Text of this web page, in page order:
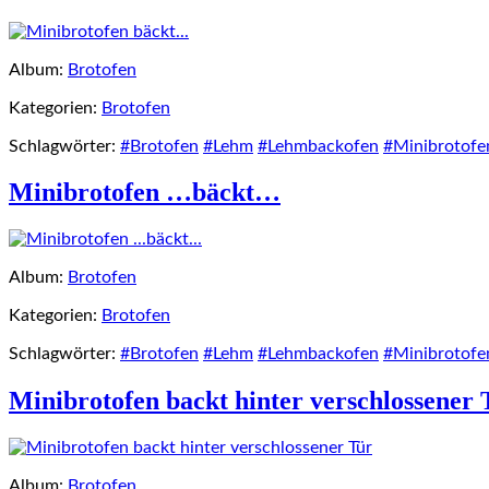
Album: Brotofen
Kategorien: Brotofen
Schlagwörter: #Brotofen #Lehm #Lehmbackofen
Minibrotofen …bäckt…
Album: Brotofen
Kategorien: Brotofen
Schlagwörter: #Brotofen #Lehm #Lehmbackofen
Minibrotofen backt hinter verschlossener